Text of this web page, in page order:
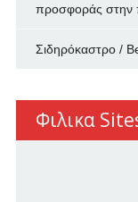
προσφοράς στην
Σιδηρόκαστρο /
Φιλικα